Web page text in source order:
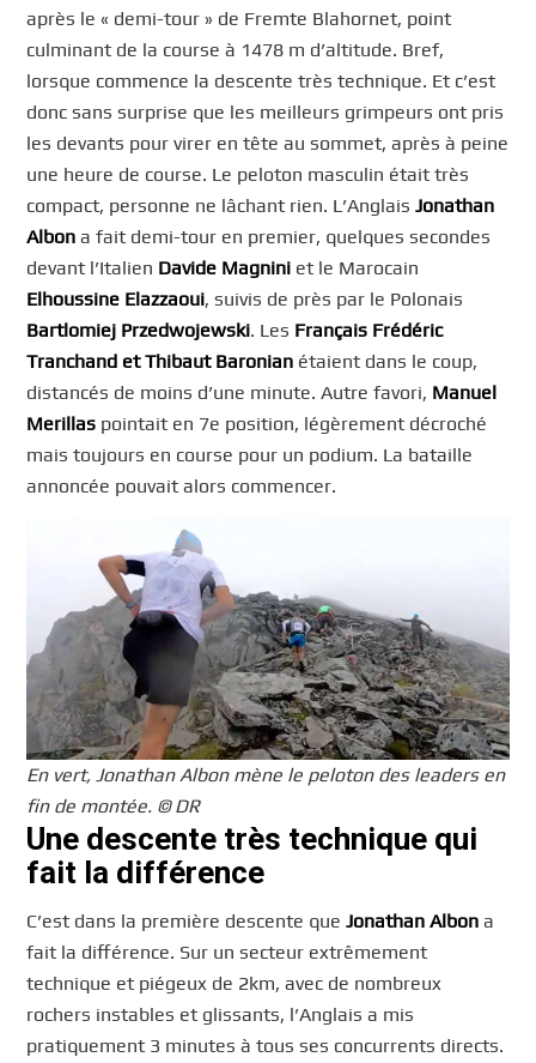
après le « demi-tour » de Fremte Blahornet, point
culminant de la course à 1478 m d’altitude. Bref,
lorsque commence la descente très technique. Et c’est
donc sans surprise que les meilleurs grimpeurs ont pris
les devants pour virer en tête au sommet, après à peine
une heure de course. Le peloton masculin était très
compact, personne ne lâchant rien. L’AnglaisJonathan
Albon a fait demi-tour en premier, quelques secondes
devant l’Italien Davide Magnini et le Marocain
Elhoussine Elazzaoui, suivis de près par le Polonais
Bartlomiej Przedwojewski. Les Français Frédéric
Tranchand et Thibaut Baronian étaient dans le coup,
distancés de moins d’une minute. Autre favori, Manuel
Merillas pointait en 7e position, légèrement décroché
mais toujours en course pour un podium. La bataille
annoncée pouvait alors commencer.
En vert, Jonathan Albon mène le peloton des leaders en
fin de montée. © DR
Une descente très technique qui
fait la différence
C’est dans la première descente queJonathan Albon a
fait la différence. Sur un secteur extrêmement
technique et piégeux de 2km, avec de nombreux
rochers instables et glissants, l’Anglais a mis
pratiquement 3 minutes à tous ses concurrents directs.